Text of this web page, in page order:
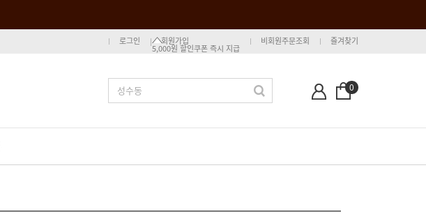
로그인 회원가입
5,000원 할인쿠폰 즉시 지급
비회원주문조회 즐겨찾기
0